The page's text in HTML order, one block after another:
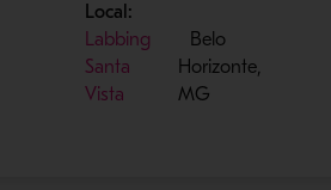
Local:
Labbing
Santa
Vista
Belo
Horizonte,
MG